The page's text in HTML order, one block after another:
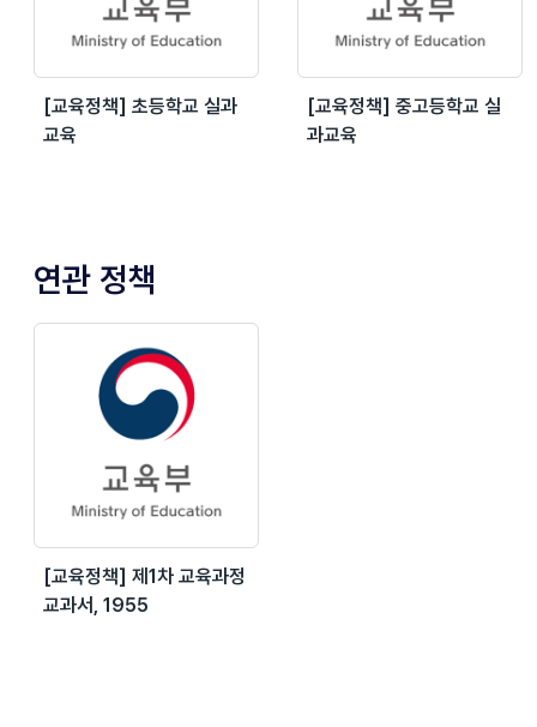
[교육정책] 초등학교 실과
교육
[교육정책] 중고등학교 실
과교육
연관 정책
[교육정책] 제1차 교육과정
교과서, 1955